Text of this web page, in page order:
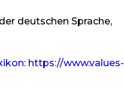
deutschen Sprache,
: https://www.values-